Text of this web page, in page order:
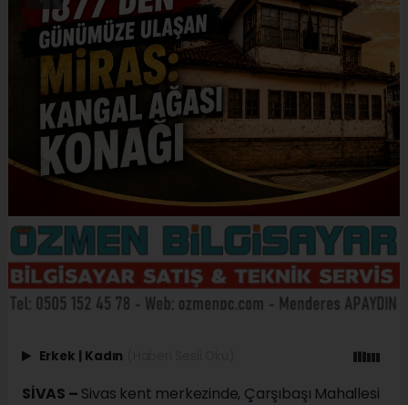
Erkek | Kadın
SİVAS – Sivas kent merkezinde, Çarşıbaşı Mahallesi